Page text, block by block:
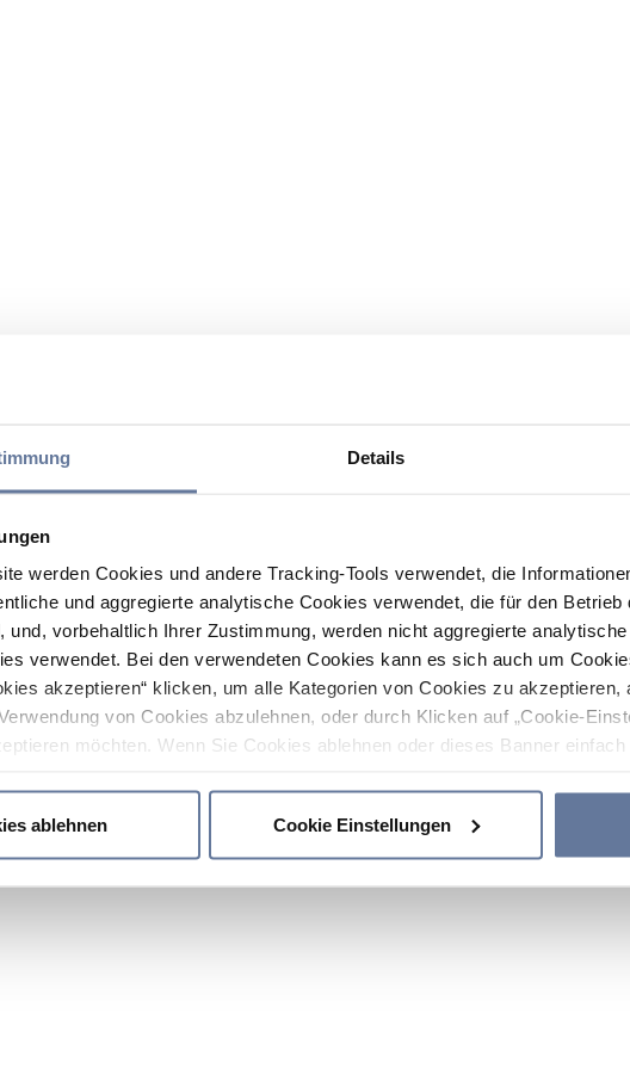
Details
werden Cookies und andere Tracking-Tools verwendet, die
und aggregierte analytische Cookies verwendet, die für den Betrieb
und, vorbehaltlich Ihrer Zustimmung, werden nicht aggregierte
verwendet. Bei den verwendeten Cookies kann es sich auch um
akzeptieren“ klicken, um alle Kategorien von Cookies zu akzeptieren,
von Cookies abzulehnen, oder durch Klicken auf „Cookie-
möchten. Wenn Sie Cookies ablehnen oder dieses Banner
ablehnen
Cookie Einstellungen